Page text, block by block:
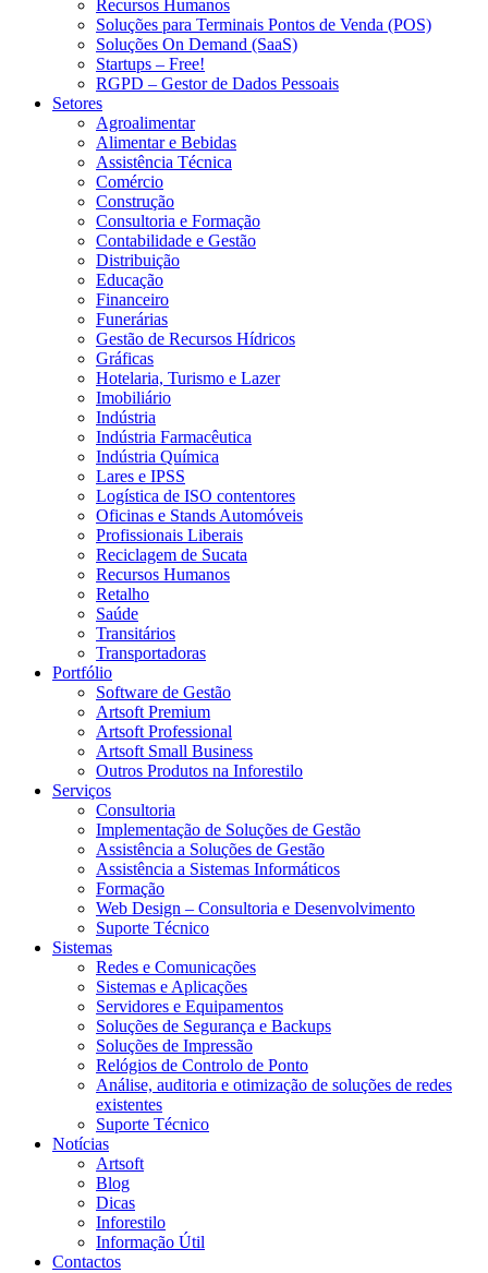
Recursos Humanos
Soluções para Terminais Pontos de Venda (POS)
Soluções On Demand (SaaS)
Startups – Free!
RGPD – Gestor de Dados Pessoais
Setores
Agroalimentar
Alimentar e Bebidas
Assistência Técnica
Comércio
Construção
Consultoria e Formação
Contabilidade e Gestão
Distribuição
Educação
Financeiro
Funerárias
Gestão de Recursos Hídricos
Gráficas
Hotelaria, Turismo e Lazer
Imobiliário
Indústria
Indústria Farmacêutica
Indústria Química
Lares e IPSS
Logística de ISO contentores
Oficinas e Stands Automóveis
Profissionais Liberais
Reciclagem de Sucata
Recursos Humanos
Retalho
Saúde
Transitários
Transportadoras
Portfólio
Software de Gestão
Artsoft Premium
Artsoft Professional
Artsoft Small Business
Outros Produtos na Inforestilo
Serviços
Consultoria
Implementação de Soluções de Gestão
Assistência a Soluções de Gestão
Assistência a Sistemas Informáticos
Formação
Web Design – Consultoria e Desenvolvimento
Suporte Técnico
Sistemas
Redes e Comunicações
Sistemas e Aplicações
Servidores e Equipamentos
Soluções de Segurança e Backups
Soluções de Impressão
Relógios de Controlo de Ponto
Análise, auditoria e otimização de soluções de redes
existentes
Suporte Técnico
Notícias
Artsoft
Blog
Dicas
Inforestilo
Informação Útil
Contactos